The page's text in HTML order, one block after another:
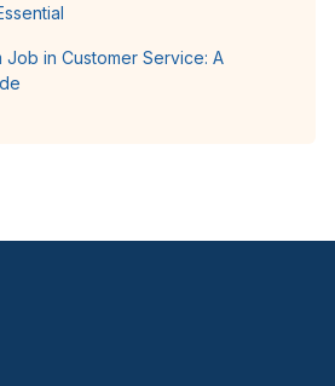
Job in Customer Service: A